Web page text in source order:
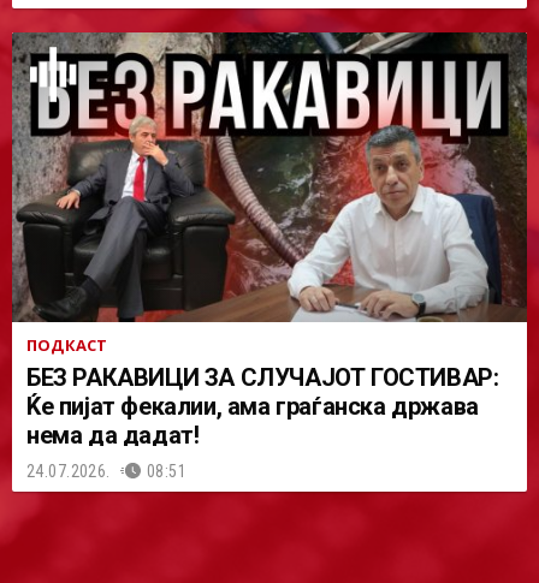
ПОДКАСТ
БЕЗ РАКАВИЦИ ЗА СЛУЧАЈОТ ГОСТИВАР:
Ќе пијат фекалии, ама граѓанска држава
нема да дадат!
24.07.2026. 08:51